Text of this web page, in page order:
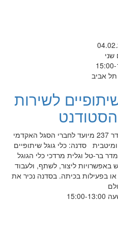
שני
אביב
לשירות
ד"ר סמדר בר-טל וגלית מרדכי בחדר 237 מיועד לחברי הסגל האקדמי
סדנה: כלי גוגל שיתופיים
בר-טל וגלית מרדכי כלי הגוגל
ליצור, לשתף, ולעבוד
בכיתה. בסדנה נכיר את